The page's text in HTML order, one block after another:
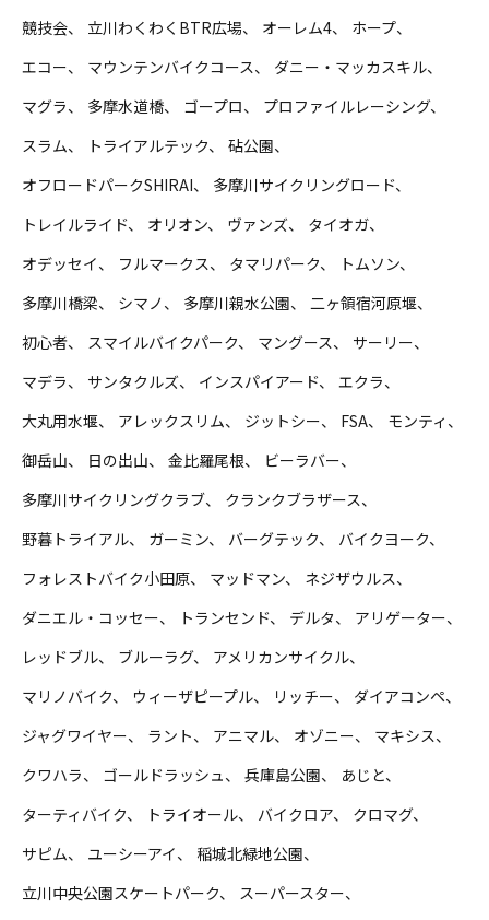
競技会
立川わくわくBTR広場 オーレム4
ホープ
エコー
マウンテンバイクコース
ダニー・マッカスキル
マグラ
多摩水道橋 ゴープロ
プロファイルレーシング
スラム
トライアルテック
砧公園
オフロードパークSHIRAI
多摩川サイクリングロード
トレイルライド
オリオン ヴァンズ
タイオガ
オデッセイ
フルマークス タマリパーク
トムソン
多摩川橋梁
シマノ 多摩川親水公園
二ヶ領宿河原堰
初心者
スマイルバイクパーク マングース
サーリー
マデラ
サンタクルズ インスパイアード
エクラ
大丸用水堰
アレックスリム ジットシー FSA
モンティ
御岳山
日の出山 金比羅尾根
ビーラバー
多摩川サイクリングクラブ
クランクブラザース
野暮トライアル
ガーミン バーグテック
バイクヨーク
フォレストバイク小田原
マッドマン
ネジザウルス
ダニエル・コッセー
トランセンド デルタ
アリゲーター
レッドブル
ブルーラグ
アメリカンサイクル
マリノバイク
ウィーザピープル リッチー
ダイアコンペ
ジャグワイヤー
ラント アニマル オゾニー
マキシス
クワハラ
ゴールドラッシュ 兵庫島公園
あじと
ターティバイク
トライオール バイクロア
クロマグ
サピム
ユーシーアイ
稲城北緑地公園
立川中央公園スケートパーク
スーパースター